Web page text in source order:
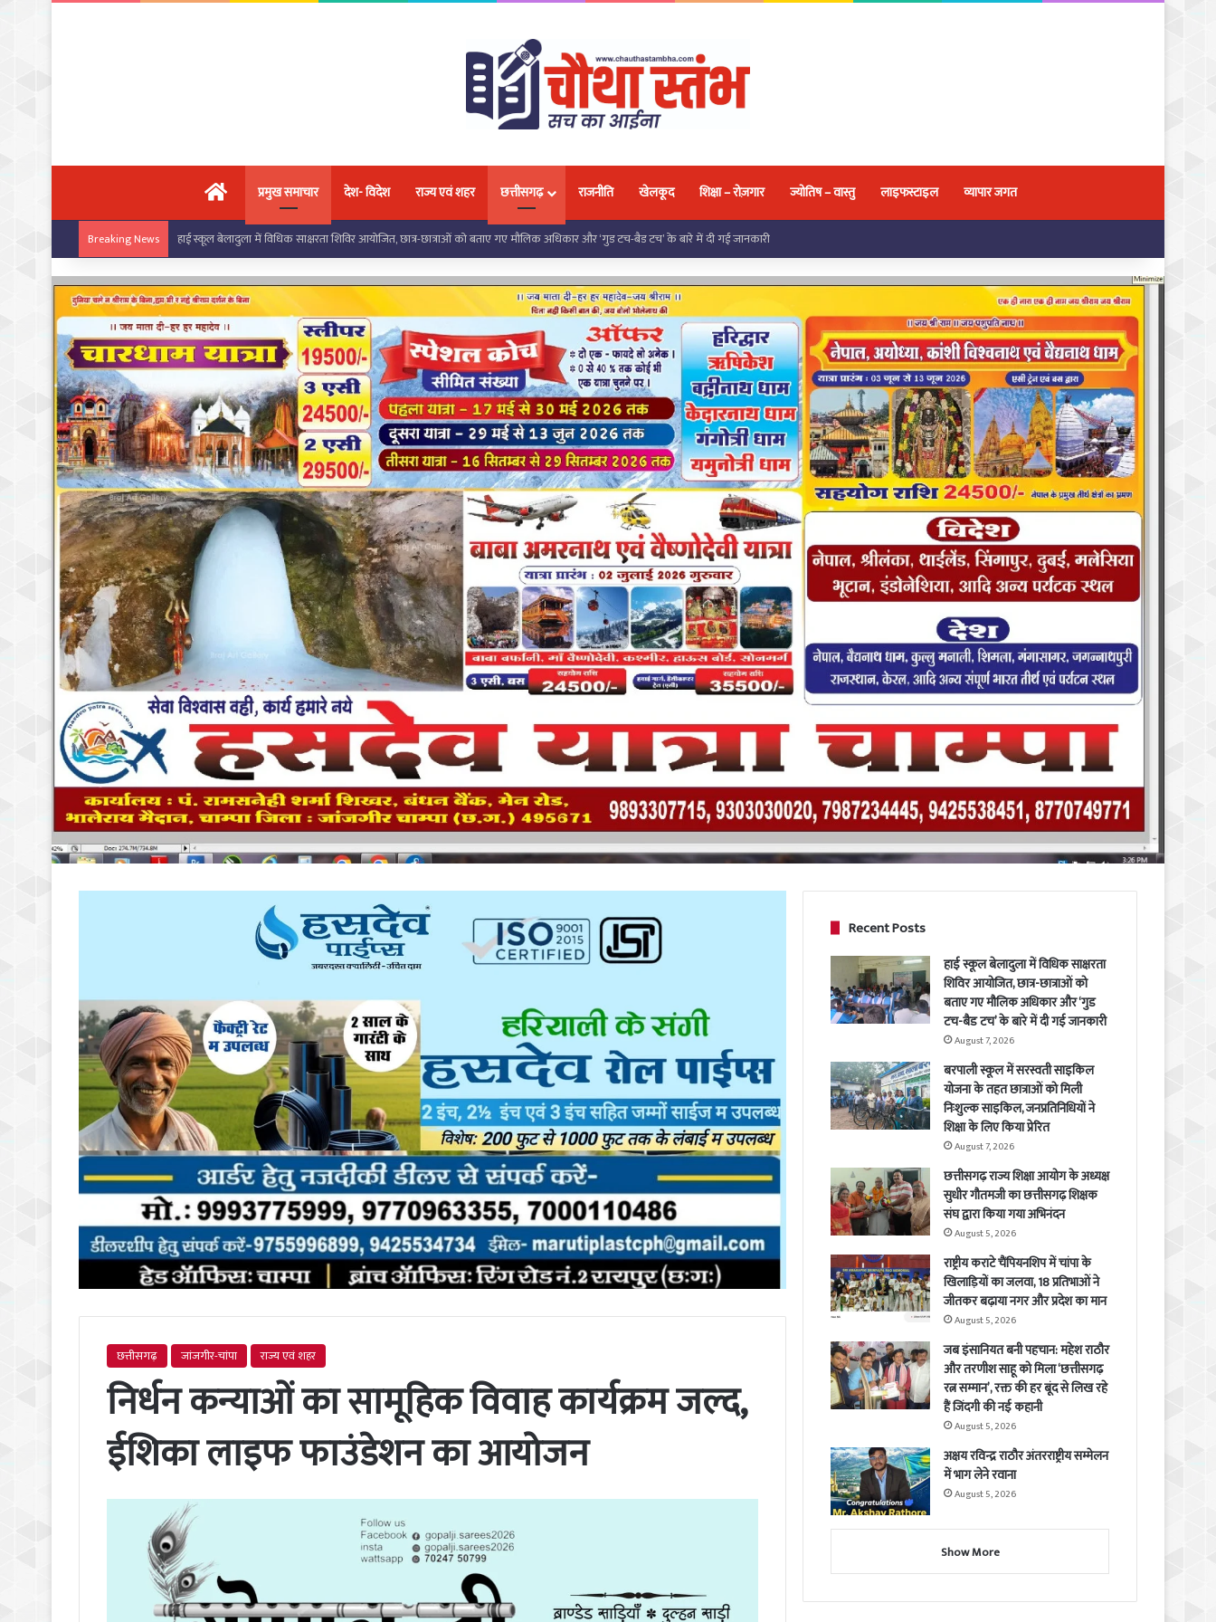
मुख्य पृष्ठप्रमुख समाचार देश- विदेश राज्य एवं शहर छत्तीसगढ़ राजनीति खेलकूद शिक्षा – रोज़गार ज्योतिष – वास्तु लाइफस्टाइल व्यापार जगत
Breaking News बरपाली स्कूल में सरस्वती साइकिल योजना के तहत छात्राओं को मिली निःशुल्क साइकिल, जनप्रतिनिधियों ने शिक्षा के लिए किया प्रेरित
छत्तीसगढ़ जांजगीर-चांपा राज्य एवं शहर
निर्धन कन्याओं का सामूहिक विवाह कार्यक्रम जल्द,
ईशिका लाइफ फाउंडेशन का आयोजन
Recent Posts
हाई स्कूल बेलादुला में विधिक साक्षरता
शिविर आयोजित, छात्र-छात्राओं को
बताए गए मौलिक अधिकार और ‘गुड
टच-बैड टच’ के बारे में दी गई जानकारी
August 7, 2026
बरपाली स्कूल में सरस्वती साइकिल
योजना के तहत छात्राओं को मिली
निःशुल्क साइकिल, जनप्रतिनिधियों ने
शिक्षा के लिए किया प्रेरित
August 7, 2026
छत्तीसगढ़ राज्य शिक्षा आयोग के अध्यक्ष
सुधीर गौतमजी का छत्तीसगढ़ शिक्षक
संघ द्वारा किया गया अभिनंदन
August 5, 2026
राष्ट्रीय कराटे चैंपियनशिप में चांपा के
खिलाड़ियों का जलवा, 18 प्रतिभाओं ने
जीतकर बढ़ाया नगर और प्रदेश का मान
August 5, 2026
जब इंसानियत बनी पहचान: महेश राठौर
और तरणीश साहू को मिला ‘छत्तीसगढ़
रत्न सम्मान’, रक्त की हर बूंद से लिख रहे
हैं जिंदगी की नई कहानी
August 5, 2026
अक्षय रविन्द्र राठौर अंतरराष्ट्रीय सम्मेलन
में भाग लेने रवाना
August 5, 2026
Show More